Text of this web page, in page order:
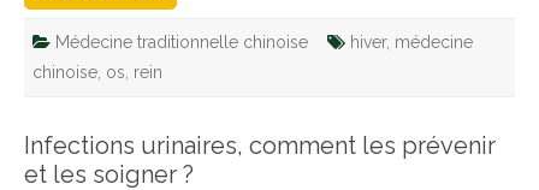
Médecine traditionnelle chinoise hiver, médecine
chinoise os rein
Infections urinaires, comment les prévenir
et les soigner ?